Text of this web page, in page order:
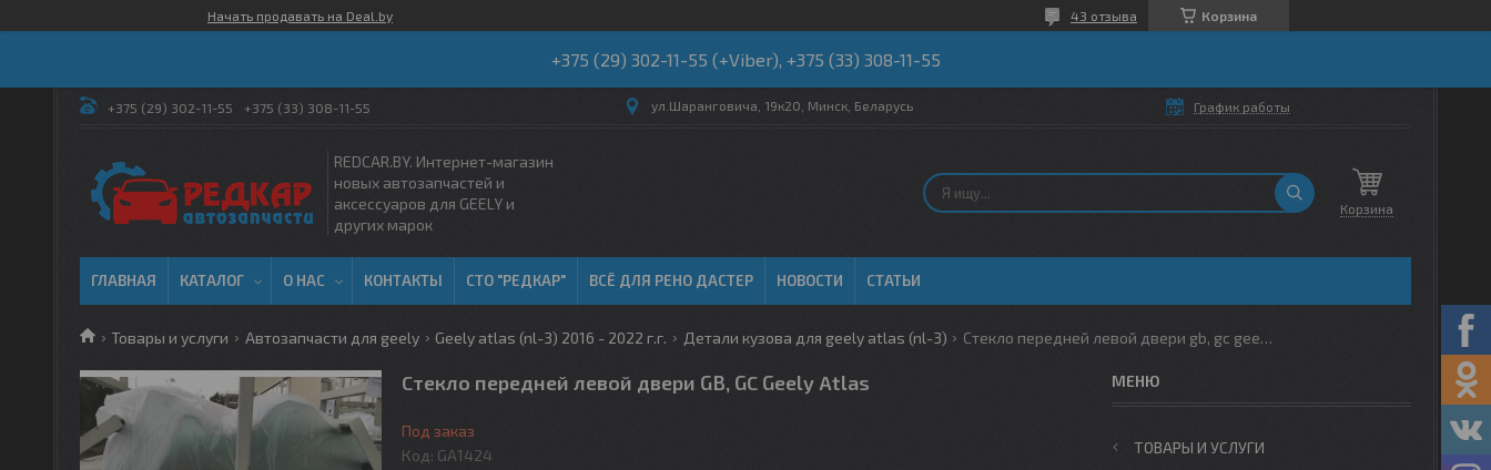
Начать продавать на Deal.by Корзина
43 отзыва
+375 (29) 302-11-55 (+Viber), +375 (33) 308-11-55
+375 (29) 302-11-55 +375 (33) 308-11-55 ул.Шаранговича, 19к20, Минск, Беларусь График работы
REDCAR.BY. Интернет-магазин
новых автозапчастей и
аксессуаров для GEELY и
других марок
Корзина
ГЛАВНАЯ КАТАЛОГ О НАС КОНТАКТЫ СТО "РЕДКАР" ВСЁ ДЛЯ РЕНО ДАСТЕР НОВОСТИ СТАТЬИ
Товары и услуги Автозапчасти для geely Geely atlas (nl-3) 2016 - 2022 г.г. Детали кузова для geely atlas (nl-3) Стекло передней левой двери gb, gc geely atlas
Стекло передней левой двери GB, GC Geely Atlas
Под заказ
Код: GA1424
ТОВАРЫ И УСЛУГИ